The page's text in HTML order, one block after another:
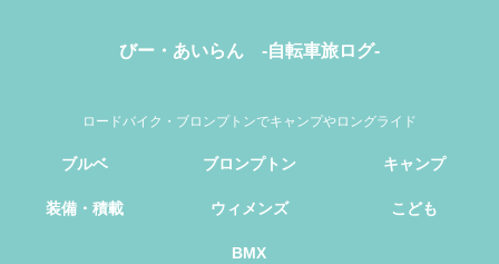
びー・あいらん -自転車旅ログ-
ロードバイク・ブロンプトンでキャンプやロングライド
ブルベ ブロンプトン キャンプ
装備・積載 ウィメンズ こども
BMX